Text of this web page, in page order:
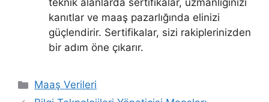
teknik alanlarda sertifikalar, uzmanlığınızı
kanıtlar ve maaş pazarlığında elinizi
güçlendirir. Sertifikalar, sizi rakiplerinizden
bir adım öne çıkarır.
Kategoriler
Maaş Verileri